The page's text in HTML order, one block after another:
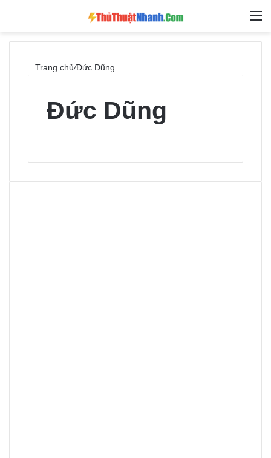
Tìm
Trang chủ/Đức Dũng
Đức Dũng
s